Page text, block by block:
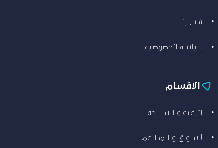
اتصل بنا
سياسه الخصوصيه
الاقسام
الترفيه و السياحة
الاسواق و المطاعم